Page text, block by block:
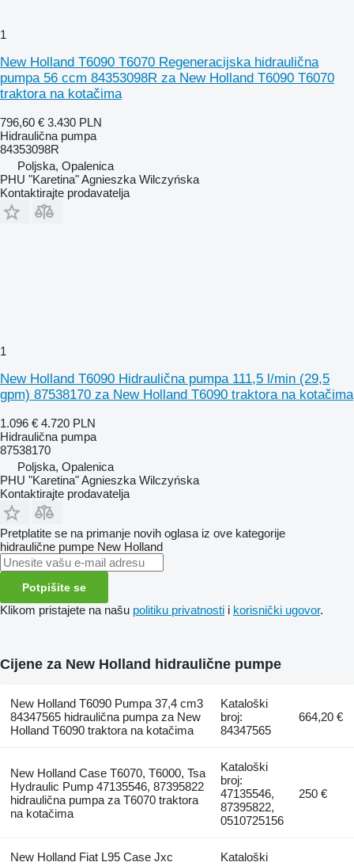
1
New Holland T6090 T6070 Regeneracijska hidraulična
pumpa 56 ccm 84353098R za New Holland T6090 T6070
traktora na kotačima
796,60 € 3.430 PLN
Hidraulična pumpa
84353098R
Poljska, Opalenica
PHU "Karetina" Agnieszka Wilczyńska
Kontaktirajte prodavatelja
1
New Holland T6090 Hidraulična pumpa 111,5 l/min (29,5
gpm) 87538170 za New Holland T6090 traktora na kotačima
1.096 € 4.720 PLN
Hidraulična pumpa
87538170
Poljska, Opalenica
PHU "Karetina" Agnieszka Wilczyńska
Kontaktirajte prodavatelja
Pretplatite se na primanje novih oglasa iz ove kategorije
hidraulične pumpe New Holland
Potpišite se
Klikom pristajete na našu politiku privatnosti i korisnički ugovor.
Cijene za New Holland hidraulične pumpe
New Holland T6090 Pumpa 37,4 cm3
84347565 hidraulična pumpa za New
Holland T6090 traktora na kotačima
Kataloški
broj:
84347565
664,20 €
New Holland Case T6070, T6000, Tsa
Hydraulic Pump 47135546, 87395822
hidraulična pumpa za T6070 traktora
na kotačima
Kataloški
broj:
47135546,
87395822,
0510725156
250 €
New Holland Fiat L95 Case Jxc
Kataloški